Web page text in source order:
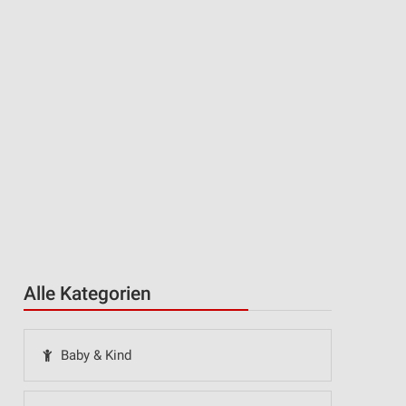
Alle Kategorien
Baby & Kind